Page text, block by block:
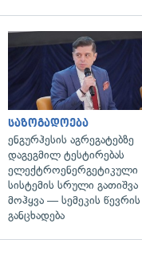
საზოგადოება
ენგურჰესის აგრეგატებზე
დაგეგმილ ტესტირებას
ელექტროენერგეტიკული
სისტემის სრული გათიშვა
მოჰყვა — სემეკის წევრის
განცხადება